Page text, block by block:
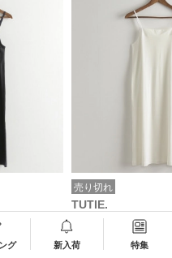
グ 新入荷 特集
ソールワン
売り切れ
TUTIE.
コットン天竺キャ
ピース(ホワイト)